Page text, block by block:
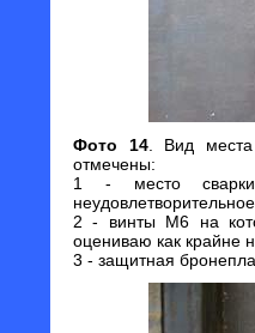
Фото 14. Вид места
отмечены:
1 - место сварки
2 - винты М6 на
оцениваю как крайне
3 - защитная